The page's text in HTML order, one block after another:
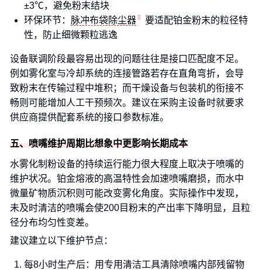
±3℃，避免粉末结块
环保环节： 脉冲布袋除尘器
要适配铂金粉末的粒径特
性，防止细微颗粒逃逸
设备联调阶段最容易出现的问题往往是接口匹配度不足。
例如雾化室与冷却系统的连接管路若存在直角弯折，会导
致粉末在传输过程中堆积；而干燥设备与包装机的衔接不
畅则可能增加人工干预频次。建议在采购主设备时就要求
供应商提供配套系统的接口参数标准。
五、喷嘴维护周期比想象中更影响长期成本
水雾化制粉设备的持续运行能力很大程度上取决于喷嘴的
维护状况。铂金熔液的高温特性会加速喷嘴磨损，而水中
微量矿物质沉积则可能改变雾化角度。实际操作中发现，
未及时清洁的喷嘴会使200目粉末的产出率下降明显，且粒
径分布均匀性变差。
建议建立以下维护节点：
每8小时生产后：用专用清洁工具清除喷嘴内部残留物